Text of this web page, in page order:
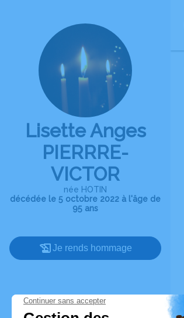
Lisette Anges
PIERRRE-
VICTOR
née HOTIN
décédée le 5 octobre 2022 à l'âge de
95 ans
Je rends hommage